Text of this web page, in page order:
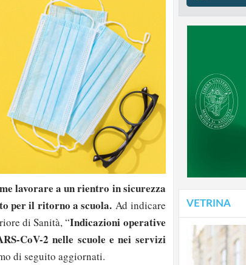
lavorare a un rientro in sicurezza
per il ritorno a scuola.Ad indicare
di Sanità, “Indicazioni operative
CoV-2 nelle scuole e nei servizi
di seguito aggiornati.
VETRINA